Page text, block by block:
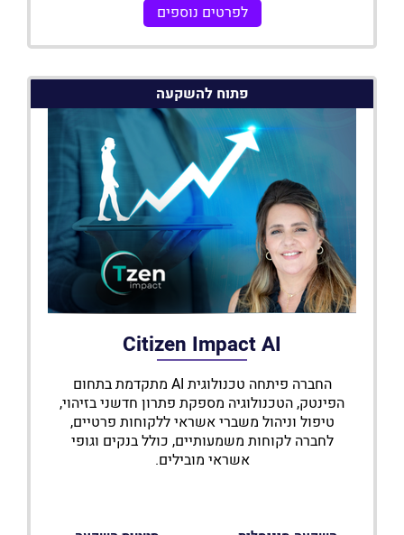
לפרטים נוספים
פתוח להשקעה
Citizen Impact AI
החברה פיתחה טכנולוגית AI מתקדמת בתחום
הפינטק, הטכנולוגיה מספקת פתרון חדשני בזיהוי,
טיפול וניהול משברי אשראי ללקוחות פרטיים,
לחברה לקוחות משמעותיים, כולל בנקים וגופי
אשראי מובילים.